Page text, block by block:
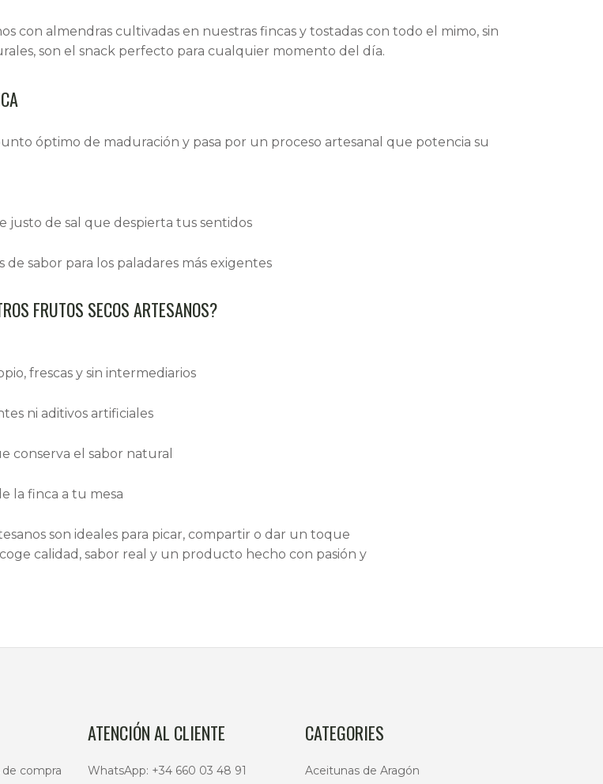
con almendras cultivadas en nuestras fincas y tostadas con todo el mimo, sin
son el snack perfecto para cualquier momento del día.
óptimo de maduración y pasa por un proceso artesanal que potencia su
justo de sal que despierta tus sentidos
de sabor para los paladares más exigentes
FRUTOS SECOS ARTESANOS?
frescas y sin intermediarios
ni aditivos artificiales
conserva el sabor natural
la finca a tu mesa
son ideales para picar, compartir o dar un toque
calidad, sabor real y un producto hecho con pasión y
compra
ATENCIÓN AL CLIENTE
WhatsApp: +34 660 03 48 91
CATEGORIES
Aceitunas de Aragón